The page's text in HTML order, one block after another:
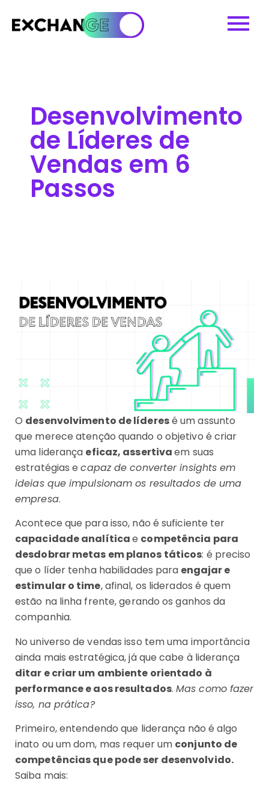
Desenvolvimento
de Líderes de
Vendas em 6
Passos
O desenvolvimento de líderesé um assunto
que merece atenção quando o objetivo é criar
uma liderança eficaz, assertivaem suas
estratégias ecapaz de converter insights em
ideias que impulsionam os resultados de uma
empresa.
Acontece que para isso, não é suficiente ter
capacidade analíticae competência para
desdobrar metas em planos táticos: é preciso
que o líder tenha habilidades para engajar e
estimular o time, afinal, os liderados é quem
estão na linha frente, gerando os ganhos da
companhia.
No universo de vendas isso tem uma importância
ainda mais estratégica, já que cabe à liderança
ditar e criar um ambiente orientado à
performance e aos resultados.Mas como fazer
isso, na prática?
Primeiro, entendendo que liderança não é algo
inato ou um dom, mas requer um conjunto de
competências que pode ser desenvolvido.
Saiba mais: